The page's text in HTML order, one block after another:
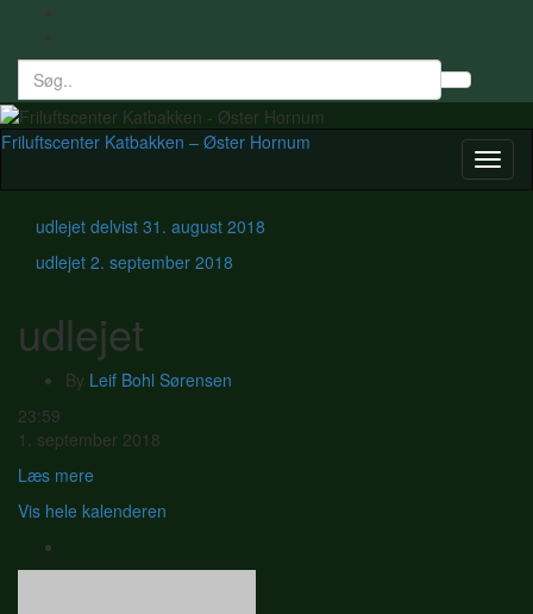
form
Search
for:
Friluftscenter Katbakken – Øster Hornum
udlejet delvist 31. august 2018
udlejet 2. september 2018
udlejet
By Leif Bohl Sørensen
udlejet
23:59
1. september 2018
Læs mere
Vis hele kalenderen